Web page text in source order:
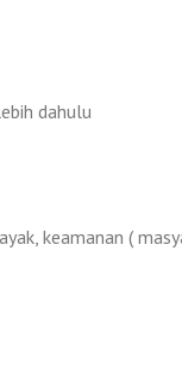
dahulu
keamanan (